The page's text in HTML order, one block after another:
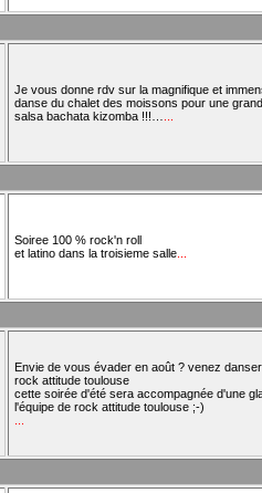
Je vous donne rdv sur la magnifique et
danse du chalet des moissons pour une
salsa bachata kizomba !!!…
Soiree 100 % rock'n roll
et latino dans la troisieme salle
Envie de vous évader en août ? venez
rock attitude toulouse
cette soirée d'été sera accompagnée d'une
l'équipe de rock attitude toulouse ;-)